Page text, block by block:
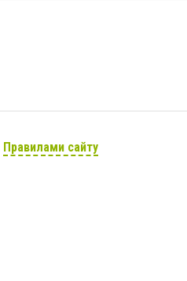
Правилами сайту